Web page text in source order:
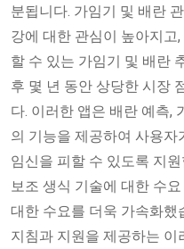
분됩니다. 가임기 및 배란
강에 대한 관심이 높아지고
할 수 있는 가임기 및 배란
후 몇 년 동안 상당한 시장
다. 이러한 앱은 배란 예측,
의 기능을 제공하여 사용
임신을 피할 수 있도록 지
보조 생식 기술에 대한 수
대한 수요를 더욱 가속화했
지침과 지원을 제공하는